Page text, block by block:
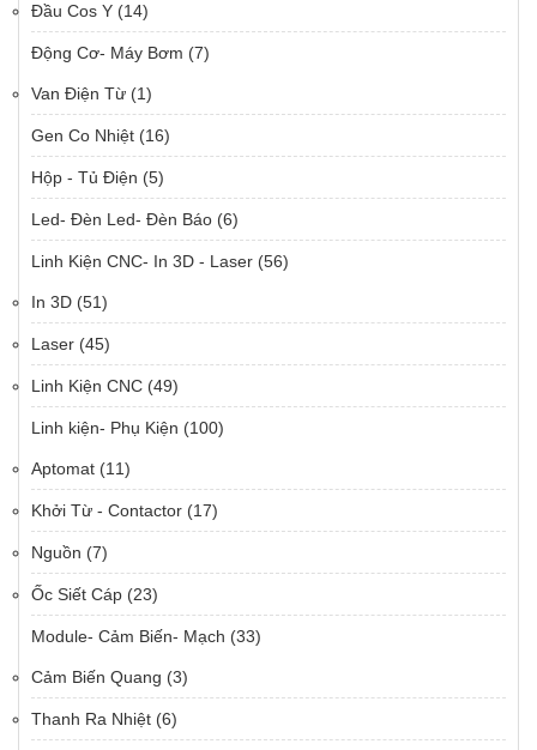
Đầu Cos Y (14)
Động Cơ- Máy Bơm (7)
Van Điện Từ (1)
Gen Co Nhiệt (16)
Hộp - Tủ Điện (5)
Led- Đèn Led- Đèn Báo (6)
Linh Kiện CNC- In 3D - Laser (56)
In 3D (51)
Laser (45)
Linh Kiện CNC (49)
Linh kiện- Phụ Kiện (100)
Aptomat (11)
Khởi Từ - Contactor (17)
Nguồn (7)
Ốc Siết Cáp (23)
Module- Cảm Biến- Mạch (33)
Cảm Biến Quang (3)
Thanh Ra Nhiệt (6)